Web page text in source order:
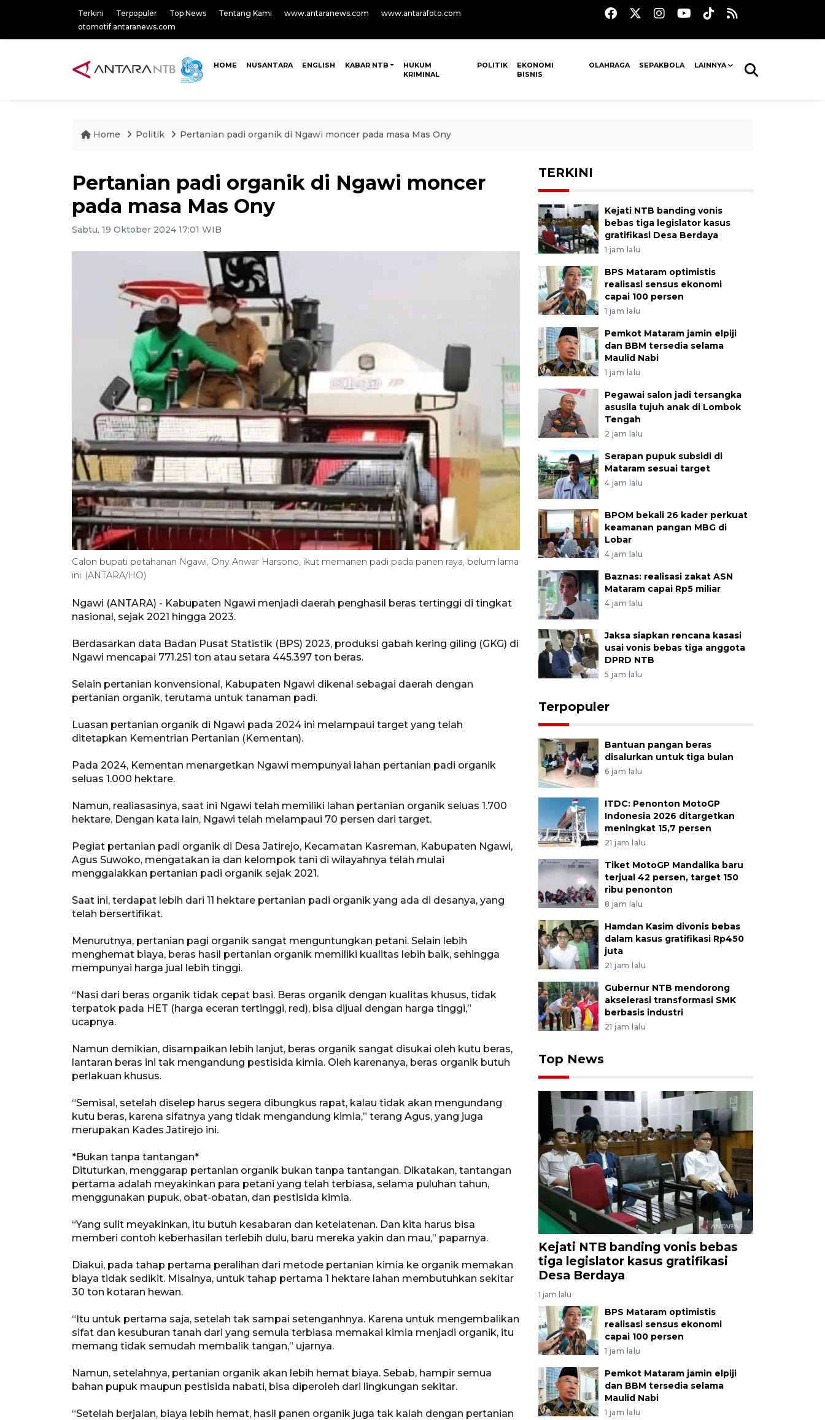
Terkini Terpopuler Top News Tentang Kami www.antaranews.com
www.antarafoto.com
otomotif.antaranews.com
HOME NUSANTARA ENGLISH KABAR NTB
HUKUM
KRIMINAL
POLITIK
EKONOMI
BISNIS
OLAHRAGA SEPAKBOLA LAINNYA
Home Politik Pertanian padi organik di Ngawi moncer pada masa Mas Ony
Pertanian padi organik di Ngawi moncer
pada masa Mas Ony
Sabtu, 19 Oktober 2024 17:01 WIB
Calon bupati petahanan Ngawi, Ony Anwar Harsono, ikut memanen padi pada panen raya, belum lama
ini. (ANTARA/HO)
Ngawi (ANTARA) - Kabupaten Ngawi menjadi daerah penghasil beras tertinggi di tingkat
nasional, sejak 2021 hingga 2023.
Berdasarkan data Badan Pusat Statistik (BPS) 2023, produksi gabah kering giling (GKG) di
Ngawi mencapai 771.251 ton atau setara 445.397 ton beras.
Selain pertanian konvensional, Kabupaten Ngawi dikenal sebagai daerah dengan
pertanian organik, terutama untuk tanaman padi.
Luasan pertanian organik di Ngawi pada 2024 ini melampaui target yang telah
ditetapkan Kementrian Pertanian (Kementan).
Pada 2024, Kementan menargetkan Ngawi mempunyai lahan pertanian padi organik
seluas 1.000 hektare.
Namun, realiasasinya, saat ini Ngawi telah memiliki lahan pertanian organik seluas 1.700
hektare. Dengan kata lain, Ngawi telah melampaui 70 persen dari target.
Pegiat pertanian padi organik di Desa Jatirejo, Kecamatan Kasreman, Kabupaten Ngawi,
Agus Suwoko, mengatakan ia dan kelompok tani di wilayahnya telah mulai
menggalakkan pertanian padi organik sejak 2021.
Saat ini, terdapat lebih dari 11 hektare pertanian padi organik yang ada di desanya, yang
telah bersertifikat.
Menurutnya, pertanian pagi organik sangat menguntungkan petani. Selain lebih
menghemat biaya, beras hasil pertanian organik memiliki kualitas lebih baik, sehingga
mempunyai harga jual lebih tinggi.
“Nasi dari beras organik tidak cepat basi. Beras organik dengan kualitas khusus, tidak
terpatok pada HET (harga eceran tertinggi, red), bisa dijual dengan harga tinggi,”
ucapnya.
Namun demikian, disampaikan lebih lanjut, beras organik sangat disukai oleh kutu beras,
lantaran beras ini tak mengandung pestisida kimia. Oleh karenanya, beras organik butuh
perlakuan khusus.
“Semisal, setelah diselep harus segera dibungkus rapat, kalau tidak akan mengundang
kutu beras, karena sifatnya yang tidak mengandung kimia,” terang Agus, yang juga
merupakan Kades Jatirejo ini.
*Bukan tanpa tantangan*
Dituturkan, menggarap pertanian organik bukan tanpa tantangan. Dikatakan, tantangan
pertama adalah meyakinkan para petani yang telah terbiasa, selama puluhan tahun,
menggunakan pupuk, obat-obatan, dan pestisida kimia.
“Yang sulit meyakinkan, itu butuh kesabaran dan ketelatenan. Dan kita harus bisa
memberi contoh keberhasilan terlebih dulu, baru mereka yakin dan mau,” paparnya.
Diakui, pada tahap pertama peralihan dari metode pertanian kimia ke organik memakan
biaya tidak sedikit. Misalnya, untuk tahap pertama 1 hektare lahan membutuhkan sekitar
30 ton kotaran hewan.
“Itu untuk pertama saja, setelah tak sampai setenganhnya. Karena untuk mengembalikan
sifat dan kesuburan tanah dari yang semula terbiasa memakai kimia menjadi organik, itu
memang tidak semudah membalik tangan,” ujarnya.
Namun, setelahnya, pertanian organik akan lebih hemat biaya. Sebab, hampir semua
bahan pupuk maupun pestisida nabati, bisa diperoleh dari lingkungan sekitar.
“Setelah berjalan, biaya lebih hemat, hasil panen organik juga tak kalah dengan pertanian
TERKINI
Kejati NTB banding vonis
bebas tiga legislator kasus
gratifikasi Desa Berdaya
1 jam lalu
BPS Mataram optimistis
realisasi sensus ekonomi
capai 100 persen
1 jam lalu
Pemkot Mataram jamin elpiji
dan BBM tersedia selama
Maulid Nabi
1 jam lalu
Pegawai salon jadi tersangka
asusila tujuh anak di Lombok
Tengah
2 jam lalu
Serapan pupuk subsidi di
Mataram sesuai target
4 jam lalu
BPOM bekali 26 kader perkuat
keamanan pangan MBG di
Lobar
4 jam lalu
Baznas: realisasi zakat ASN
Mataram capai Rp5 miliar
4 jam lalu
Jaksa siapkan rencana kasasi
usai vonis bebas tiga anggota
DPRD NTB
5 jam lalu
Terpopuler
Bantuan pangan beras
disalurkan untuk tiga bulan
6 jam lalu
ITDC: Penonton MotoGP
Indonesia 2026 ditargetkan
meningkat 15,7 persen
21 jam lalu
Tiket MotoGP Mandalika baru
terjual 42 persen, target 150
ribu penonton
8 jam lalu
Hamdan Kasim divonis bebas
dalam kasus gratifikasi Rp450
juta
21 jam lalu
Gubernur NTB mendorong
akselerasi transformasi SMK
berbasis industri
21 jam lalu
Top News
Kejati NTB banding vonis bebas
tiga legislator kasus gratifikasi
Desa Berdaya
1 jam lalu
BPS Mataram optimistis
realisasi sensus ekonomi
capai 100 persen
1 jam lalu
Pemkot Mataram jamin elpiji
dan BBM tersedia selama
Maulid Nabi
1 jam lalu